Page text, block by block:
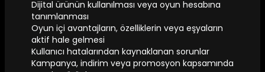
Dijital ürünün kullanılması veya oyun hesabına
tanımlanması
Oyun içi avantajların, özelliklerin veya eşyaların
aktif hale gelmesi
Kullanıcı hatalarından kaynaklanan sorunlar
Kampanya, indirim veya promosyon kapsamında